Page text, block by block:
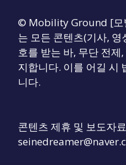
© Mobility Ground [모
는 모든 콘텐츠(기사,
호를 받는 바, 무단 전제
지합니다. 이를 어길 시
니다.
콘텐츠 제휴 및 보도자